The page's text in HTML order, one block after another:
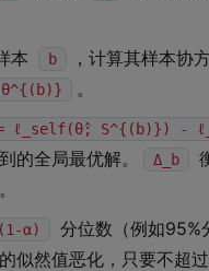
本
b
，计算其样本协
θ^{(b)}
。
ℓ_self(θ̂; S^{(b)}) -
的全局最优解。 Δ_b
(1-α)
分位数（例如
似然值恶化，只要不超